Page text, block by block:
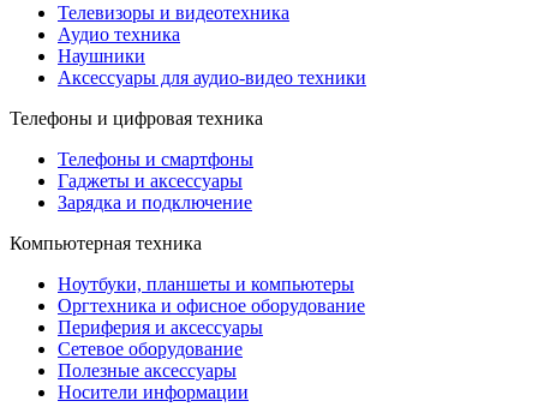
Телевизоры и видеотехника
Аудио техника
Наушники
Аксессуары для аудио-видео техники
Телефоны и цифровая техника
Телефоны и смартфоны
Гаджеты и аксессуары
Зарядка и подключение
Компьютерная техника
Ноутбуки, планшеты и компьютеры
Оргтехника и офисное оборудование
Периферия и аксессуары
Cетевое оборудование
Полезные аксессуары
Носители информации